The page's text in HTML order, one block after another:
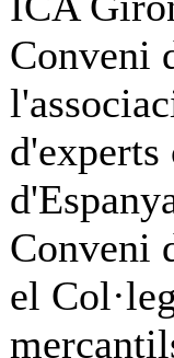
Conveni
d'experts
Conveni
el